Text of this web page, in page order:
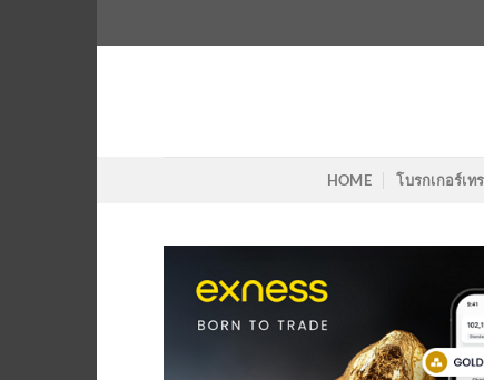
to
HOME โบรกเกอร์เท